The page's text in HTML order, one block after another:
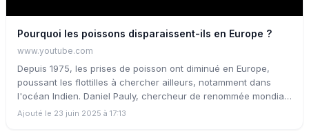
Pourquoi les poissons disparaissent-ils en Europe ?
www.youtube.com
Depuis 1975, les prises de poisson ont diminué en Europe,
poussant les flottilles à chercher ailleurs, notamment dans
l'océan Indien. Daniel Pauly, chercheur de renommée mondiale
explique que la France ne possède plus que 10% de ses
Ajouté le 23 juin 2025 à 17:13